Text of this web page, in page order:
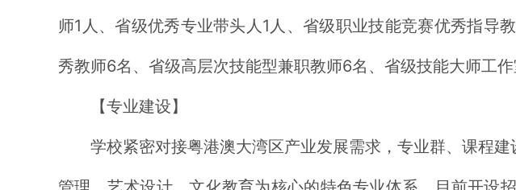
师1人、省级优秀专业带头人1人、省级职业技能竞赛优秀指
秀教师6名、省级高层次技能型兼职教师6名、省级技能大师工
【专业建设】
学校紧密对接粤港澳大湾区产业发展需求，专业群、课程